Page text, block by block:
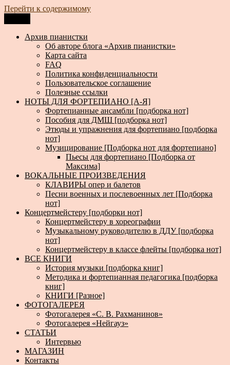
Перейти к содержимому
Архив пианистки
Всё для пианистов: ноты, книги, музыка, статьи…
Архив пианистки
Об авторе блога «Архив пианистки»
Карта сайта
FAQ
Политика конфиденциальности
Пользовательское соглашение
Полезные ссылки
НОТЫ ДЛЯ ФОРТЕПИАНО [А-Я]
Фортепианные ансамбли [подборка нот]
Пособия для ДМШ [подборка нот]
Этюды и упражнения для фортепиано [подборка
нот]
Музицирование [Подборка нот для фортепиано]
Пьесы для фортепиано [Подборка от
Максима]
ВОКАЛЬНЫЕ ПРОИЗВЕДЕНИЯ
КЛАВИРЫ опер и балетов
Песни военных и послевоенных лет [Подборка
нот]
Концертмейстеру [подборки нот]
Концертмейстеру в хореографии
Музыкальному руководителю в ДДУ [подборка
нот]
Концертмейстеру в классе флейты [подборка нот]
ВСЕ КНИГИ
История музыки [подборка книг]
Методика и фортепианная педагогика [подборка
книг]
КНИГИ [Разное]
ФОТОГАЛЕРЕЯ
Фотогалерея «С. В. Рахманинов»
Фотогалерея «Нейгауз»
СТАТЬИ
Интервью
МАГАЗИН
Контакты